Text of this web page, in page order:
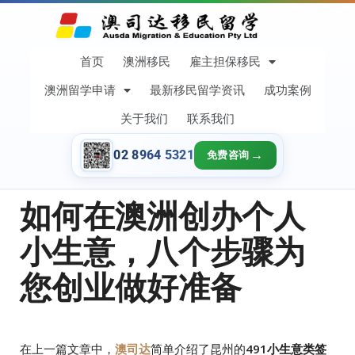
首页 澳洲移民
雇主担保移民
澳洲留学申请
最新移民留学资讯
成功案例
关于我们
联系我们
02 8964 5321 免费咨询
如何在澳洲创办个人
小生意，八个步骤为
您创业做好准备
在上一篇文章中， 澳司达简单介绍了昆州的491小生意类签